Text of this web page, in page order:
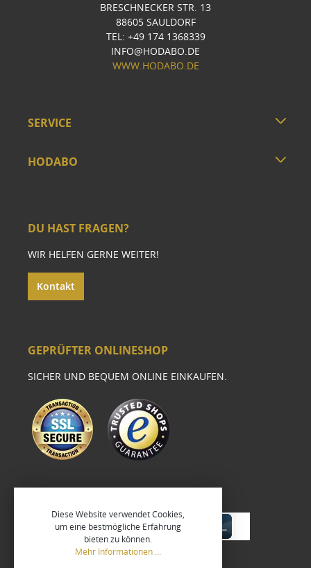
BRESCHNECKER STR. 13
88605 SAULDORF
TEL: +49 174 1368339
INFO@HODABO.DE
WWW.HODABO.DE
SERVICE
HODABO
DU HAST FRAGEN?
WIR HELFEN GERNE WEITER!
Kontakt
GEPRÜFTER ONLINESHOP
SICHER UND BEQUEM ONLINE EINKAUFEN.
Diese Website verwendet Cookies,
um eine bestmögliche Erfahrung
bieten zu können.
Mehr Informationen ...